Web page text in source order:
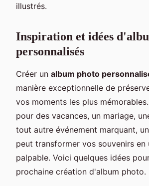
illustrés.
Inspiration et idées
personnalisés
Créer un album photo
manière exceptionnelle de
vos moments les plus
pour des vacances, un mariage,
tout autre événement marquant,
peut transformer vos souvenirs en
palpable. Voici quelques idées
prochaine création d'album photo.